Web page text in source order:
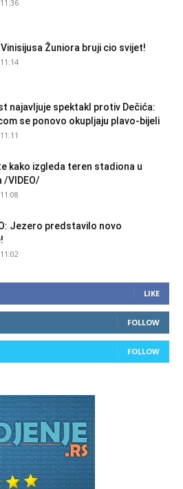
Žuniora bruji cio svijet!
najavljuje spektakl protiv Dečića:
se ponovo okupljaju plavo-bijeli
kako izgleda teren stadiona u
/VIDEO/
Jezero predstavilo novo
LIKE
FOLLOW
FOLLOW